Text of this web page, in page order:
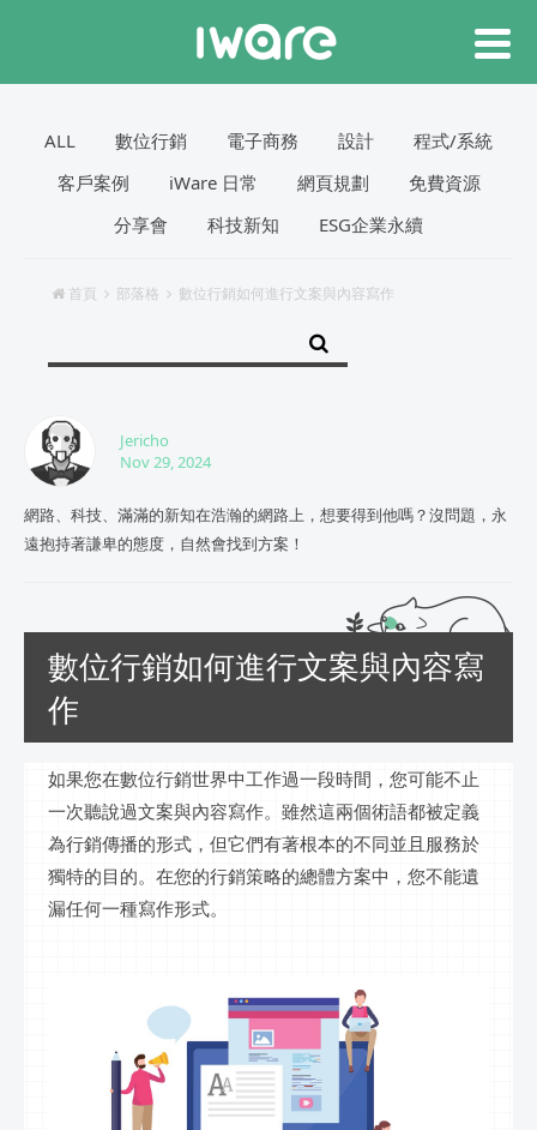
ALL 數位行銷 電子商務 設計
程式/系統
客戶案例
iWare 日常 網頁規劃
免費資源
分享會
科技新知 ESG企業永續
首頁 部落格 數位行銷如何進行文案與內容寫作
Jericho
Nov 29, 2024
網路、科技、滿滿的新知在浩瀚的網路上，想要得到他嗎？沒問題，永
遠抱持著謙卑的態度，自然會找到方案！
數位行銷如何進行文案與內容寫
作
如果您在數位行銷世界中工作過一段時間，您可能不止
一次聽說過文案與內容寫作。雖然這兩個術語都被定義
為行銷傳播的形式，但它們有著根本的不同並且服務於
獨特的目的。在您的行銷策略的總體方案中，您不能遺
漏任何一種寫作形式。